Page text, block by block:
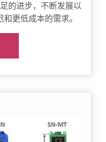
的进步，不断发展以
更低成本的需求。